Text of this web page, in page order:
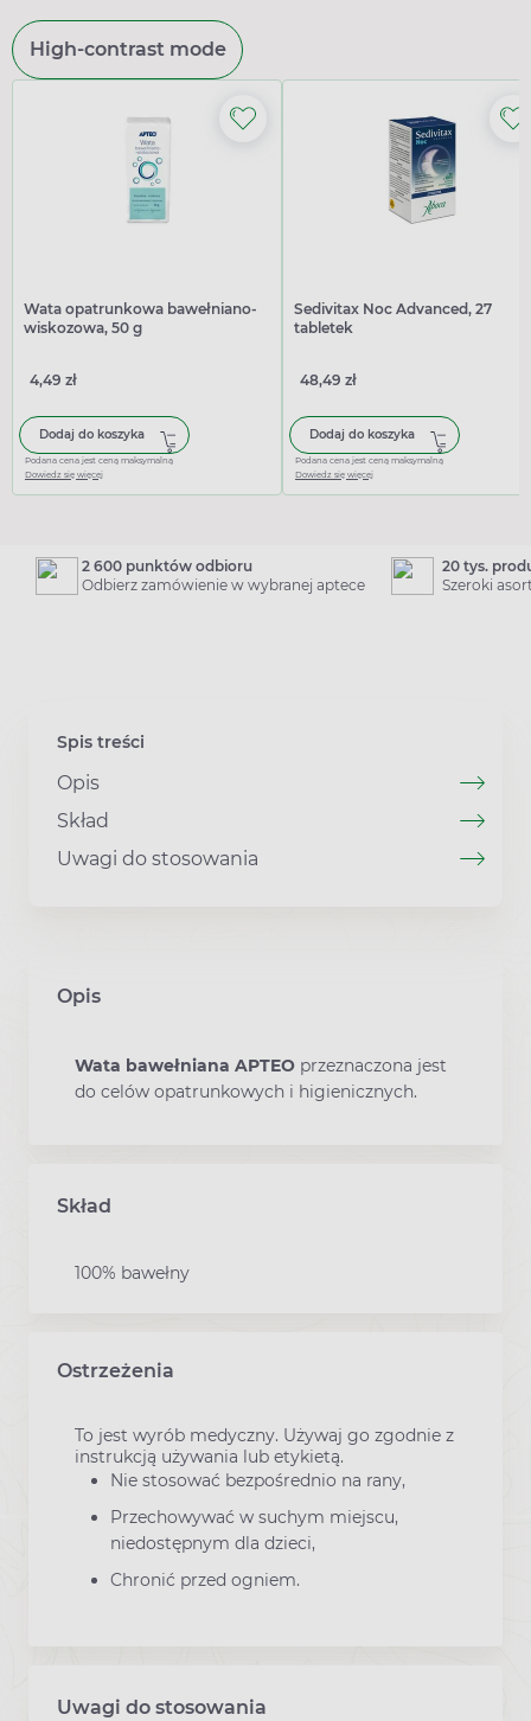
High-contrast mode
Wata opatrunkowa bawełniano-
wiskozowa, 50 g
4,49 zł
Dodaj do koszyka
Podana cena jest ceną maksymalną
Dowiedz się więcej
Sedivitax Noc Advanced, 27
tabletek
48,49 zł
Dodaj do koszyka
Podana cena jest ceną maksymalną
Dowiedz się więcej
2 600 punktów odbioru
Odbierz zamówienie w wybranej aptece
20 tys.
Szeroki
Spis treści
Opis
Skład
Uwagi do stosowania
Opis
Wata bawełniana APTEO przeznaczona jest
do celów opatrunkowych i higienicznych.
Skład
100% bawełny
Ostrzeżenia
To jest wyrób medyczny. Używaj go zgodnie z
instrukcją używania lub etykietą.
Nie stosować bezpośrednio na rany,
Przechowywać w suchym miejscu,
niedostępnym dla dzieci,
Chronić przed ogniem.
Uwagi do stosowania